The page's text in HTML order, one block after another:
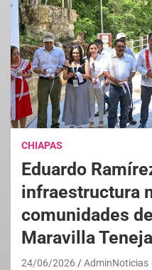
CHIAPAS
Eduardo
infraestructura
comunidades
Maravilla
24/06/2026 AdminNoticias